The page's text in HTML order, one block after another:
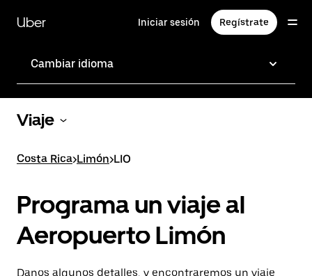
contenido
Uber Iniciar sesión Regístrate
Cambiar idioma
Viaje
Costa Rica>Limón>LIO
Programa un viaje al
Aeropuerto Limón
Danos algunos detalles, y encontraremos un viaje